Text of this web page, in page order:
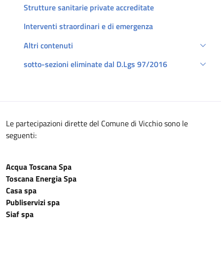
Strutture sanitarie private accreditate
Interventi straordinari e di emergenza
Altri contenuti
sotto-sezioni eliminate dal D.Lgs 97/2016
Descrizione
Le partecipazioni dirette del Comune di Vicchio sono le
seguenti:
Acqua Toscana Spa
Toscana Energia Spa
Casa spa
Publiservizi spa
Siaf spa